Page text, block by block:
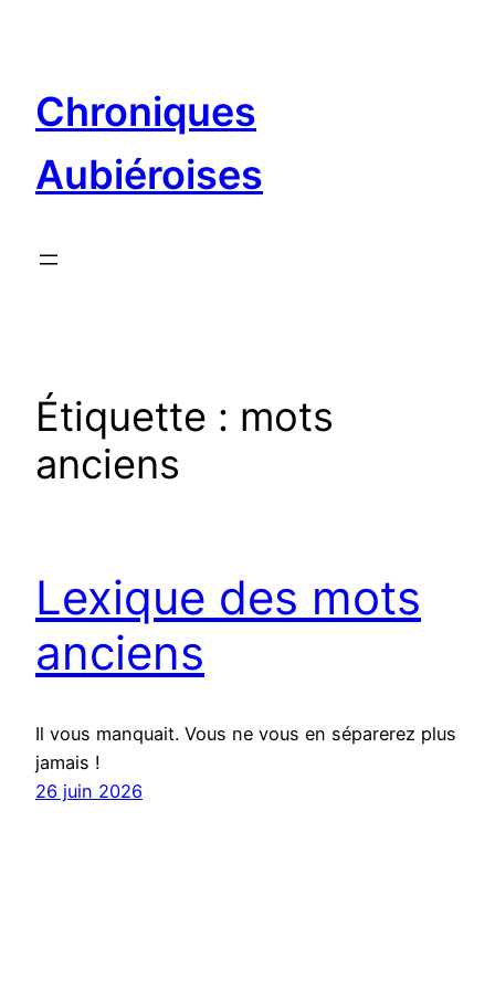
Chroniques
Aubiéroises
Étiquette : mots
anciens
Lexique des mots
anciens
Il vous manquait. Vous ne vous en séparerez plus
jamais !
26 juin 2026